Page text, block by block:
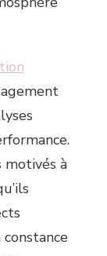
motivés à